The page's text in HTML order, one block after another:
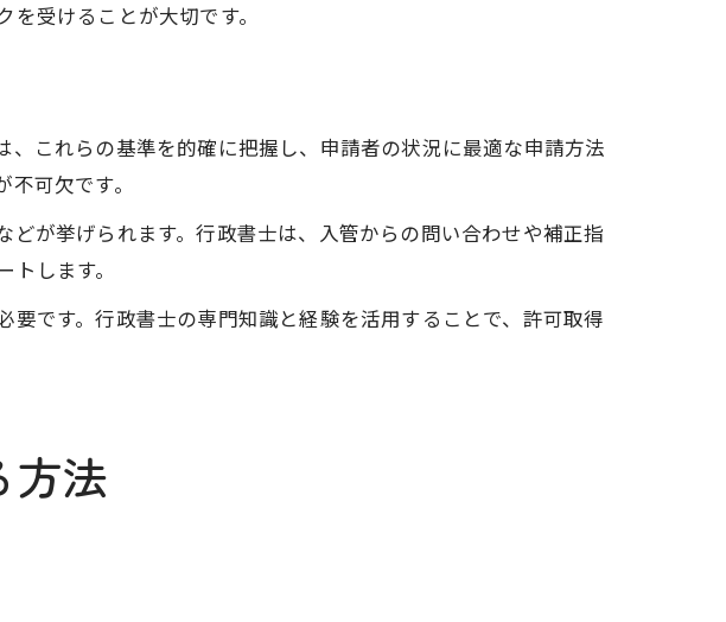
受けることが大切です。
これらの基準を的確に把握し、申請者の状況に最適な申請方法
可欠です。
が挙げられます。行政書士は、入管からの問い合わせや補正指
します。
です。行政書士の専門知識と経験を活用することで、許可取得
方法